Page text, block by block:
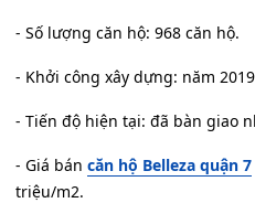
- Số lượng căn hộ: 968 căn hộ.
- Khởi công xây dựng: năm
- Tiến độ hiện tại: đã bàn giao
- Giá bán căn hộ Belleza quận 7
triệu/m2.